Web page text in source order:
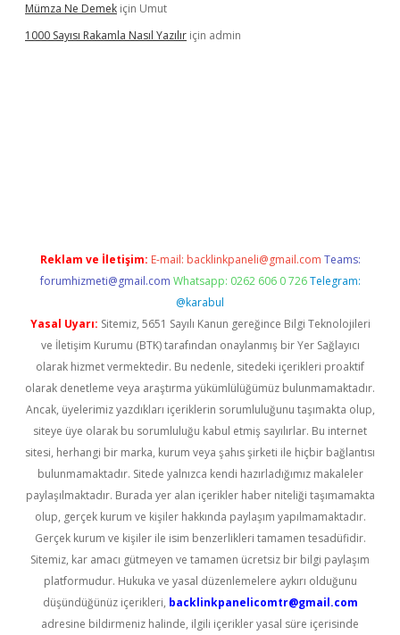
Mümza Ne Demek için Umut
1000 Sayısı Rakamla Nasıl Yazılır için admin
Reklam ve İletişim: E-mail: backlinkpaneli@gmail.com Teams:
forumhizmeti@gmail.com Whatsapp: 0262 606 0 726 Telegram:
@karabul
Yasal Uyarı: Sitemiz, 5651 Sayılı Kanun gereğince Bilgi Teknolojileri
ve İletişim Kurumu (BTK) tarafından onaylanmış bir Yer Sağlayıcı
olarak hizmet vermektedir. Bu nedenle, sitedeki içerikleri proaktif
olarak denetleme veya araştırma yükümlülüğümüz bulunmamaktadır.
Ancak, üyelerimiz yazdıkları içeriklerin sorumluluğunu taşımakta olup,
siteye üye olarak bu sorumluluğu kabul etmiş sayılırlar. Bu internet
sitesi, herhangi bir marka, kurum veya şahıs şirketi ile hiçbir bağlantısı
bulunmamaktadır. Sitede yalnızca kendi hazırladığımız makaleler
paylaşılmaktadır. Burada yer alan içerikler haber niteliği taşımamakta
olup, gerçek kurum ve kişiler hakkında paylaşım yapılmamaktadır.
Gerçek kurum ve kişiler ile isim benzerlikleri tamamen tesadüfidir.
Sitemiz, kar amacı gütmeyen ve tamamen ücretsiz bir bilgi paylaşım
platformudur. Hukuka ve yasal düzenlemelere aykırı olduğunu
düşündüğünüz içerikleri, backlinkpanelicomtr@gmail.com
adresine bildirmeniz halinde, ilgili içerikler yasal süre içerisinde